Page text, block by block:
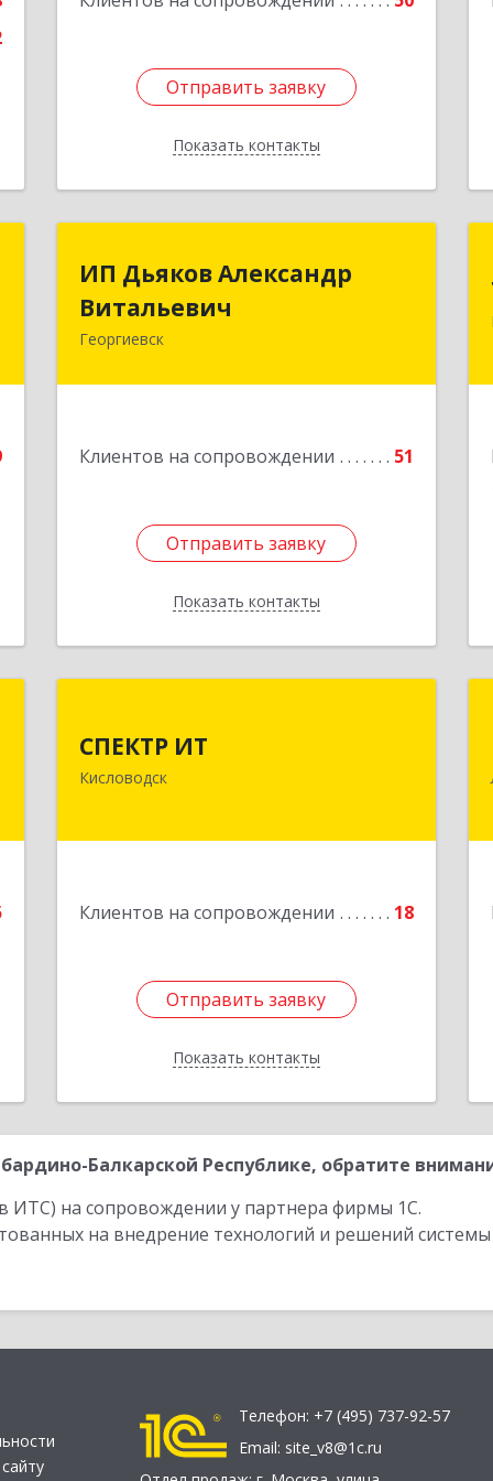
Отправить заявку
Показать контакты
Отправить заявку
Назад
ИП Дьяков Александр
Витальевич
Георгиевск
Клиентов на сопровождении 51
Отправить заявку
Показать контакты
Витальевич
Отправить заявку
Назад
СПЕКТР ИТ
Кисловодск
Клиентов на сопровождении 18
Отправить заявку
Показать контакты
Кисловодск г, Ставропольская ул, дом
Отправить заявку
Назад
Балкарской Республике, обратите
ИТС) на сопровождении у партнера фирмы 1С.
на внедрение технологий и решений
Телефон: +7 (495) 737-92-57
Email: site_v8@1c.ru